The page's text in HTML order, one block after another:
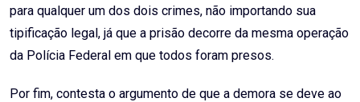
para qualquer um dos dois crimes, não importando sua
tipificação legal, já que a prisão decorre da mesma operação
da Polícia Federal em que todos foram presos.
Por fim, contesta o argumento de que a demora se deve ao